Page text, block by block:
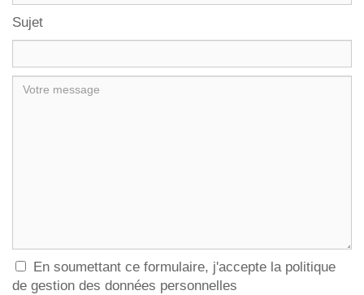
Sujet
En soumettant ce formulaire, j'accepte la politique
de gestion des données personnelles